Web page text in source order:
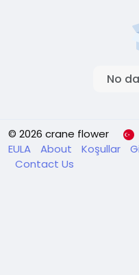
No
© 2026 crane flower
EULA
About Koşullar
Contact Us